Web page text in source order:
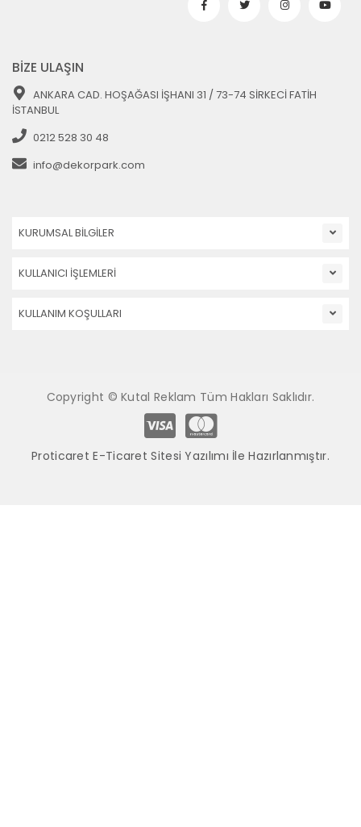
BİZE ULAŞIN
ANKARA CAD. HOŞAĞASI İŞHANI 31 / 73-74 SİRKECİ FATİH
İSTANBUL
0212 528 30 48
info@dekorpark.com
KURUMSAL BİLGİLER
KULLANICI İŞLEMLERİ
KULLANIM KOŞULLARI
Copyright © Kutal Reklam Tüm Hakları Saklıdır.
Proticaret E-Ticaret Sitesi Yazılımı İle Hazırlanmıştır.